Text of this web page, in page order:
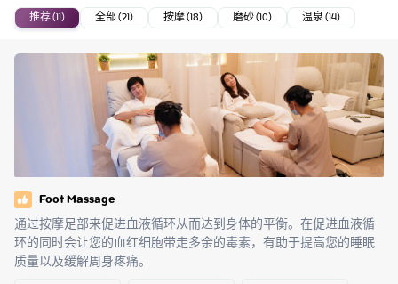
推荐 (11) 全部 (21) 按摩 (18) 磨砂 (10) 温泉 (14)
Foot Massage
通过按摩足部来促进血液循环从而达到身体的平衡。在促进血液循
环的同时会让您的血红细胞带走多余的毒素，有助于提高您的睡眠
质量以及缓解周身疼痛。